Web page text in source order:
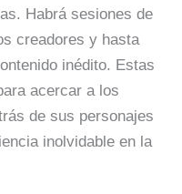
Habrá sesiones de
creadores y hasta
inédito. Estas
acercar a los
de sus personajes
inolvidable en la